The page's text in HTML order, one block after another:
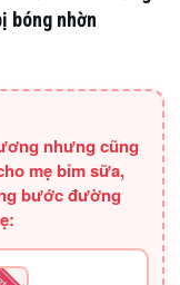
bóng nhờn
nhưng cũng
mẹ bỉm sữa,
bước đường